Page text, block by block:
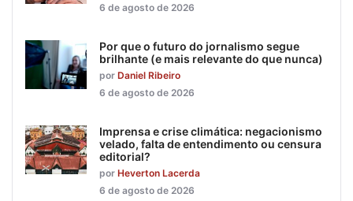
6 de agosto de 2026
Por que o futuro do jornalismo segue
brilhante (e mais relevante do que nunca)
por Daniel Ribeiro
6 de agosto de 2026
Imprensa e crise climática: negacionismo
velado, falta de entendimento ou censura
editorial?
por Heverton Lacerda
6 de agosto de 2026